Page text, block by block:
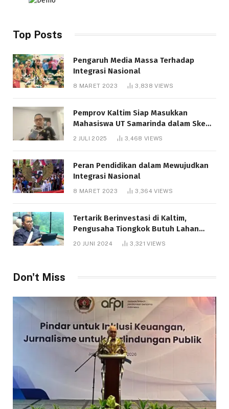
Top Posts
Pengaruh Media Massa Terhadap
Integrasi Nasional
8 MARET 2023 3,838VIEWS
Pemprov Kaltim Siap Masukkan
Mahasiswa UT Samarinda dalam Skema
Bantuan Pendidikan Gratispol
2 JULI 2025 3,468 VIEWS
Peran Pendidikan dalam Mewujudkan
Integrasi Nasional
8 MARET 2023 3,364VIEWS
Tertarik Berinvestasi di Kaltim,
Pengusaha Tiongkok Butuh Lahan
1.000 Hektare
20 JUNI 2024 3,321VIEWS
Don't Miss